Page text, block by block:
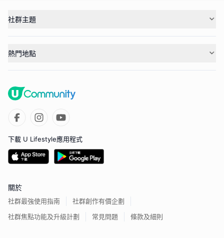
社群主題
熱門地點
下載 U Lifestyle應用程式
關於
社群最強使用指南
社群創作有價企劃
社群焦點功能及升級計劃
常見問題 條款及細則